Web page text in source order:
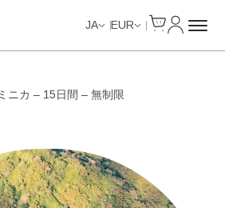
JA EUR
ニカ – 15日間 – 無制限